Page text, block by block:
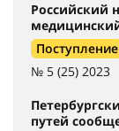
Российский
Поступление
№ 5 (25) 2023
путей